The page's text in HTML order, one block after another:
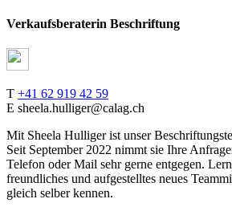
Verkaufsberaterin Beschriftung
T +41 62 919 42 59
E sheela.hulliger@calag.ch
Mit Sheela Hulliger ist unser
Seit September 2022 nimmt sie Ihre
Telefon oder Mail sehr gerne entgegen.
freundliches und aufgestelltes neues
gleich selber kennen.